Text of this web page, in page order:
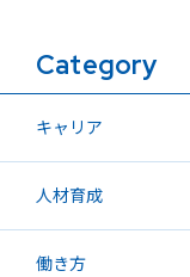
Category
キャリア
人材育成
働き方